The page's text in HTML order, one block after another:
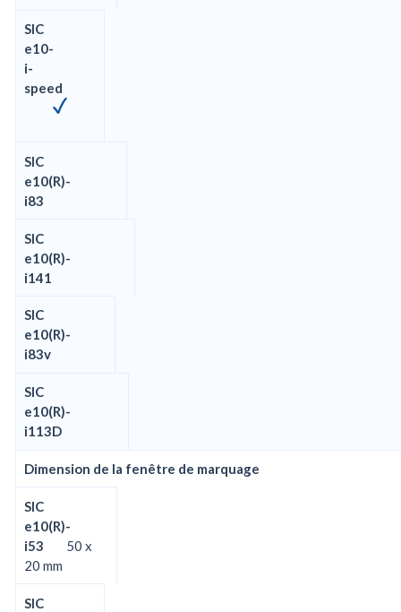
SIC
e10-
i-
speed
SIC
e10(R)-
i83
SIC
e10(R)-
i141
SIC
e10(R)-
i83v
SIC
e10(R)-
i113D
Dimension de la fenêtre de marquage
SIC
e10(R)-
i53
50 x
20 mm
SIC